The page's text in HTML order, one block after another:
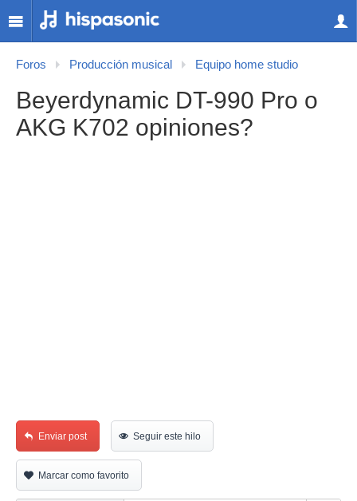
Foros Producción musical Equipo home studio
Beyerdynamic DT-990 Pro o
AKG K702 opiniones?
Enviar post Seguir este hilo
Marcar como favorito